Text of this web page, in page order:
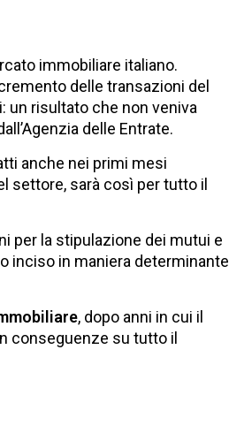
immobiliare italiano.
delle transazioni del
un risultato che non veniva
delle Entrate.
anche nei primi mesi
settore, sarà così per tutto il
per la stipulazione dei mutui e
inciso in maniera determinante
, dopo anni in cui il
conseguenze su tutto il